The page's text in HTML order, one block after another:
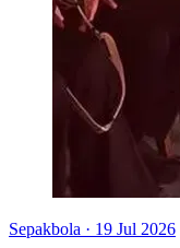
Sepakbola · 19 Jul 2026